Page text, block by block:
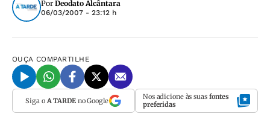
Por Deodato Alcântara
06/03/2007 - 23:12 h
OUÇA COMPARTILHE
Siga o A TARDEno Google Nos adicione às suas fontes
preferidas